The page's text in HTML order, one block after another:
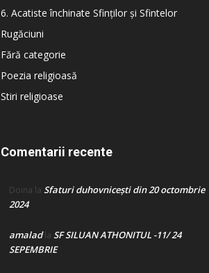
6. Acatiste închinate Sfinților și Sfintelor
Rugăciuni
Fără categorie
Poezia religioasă
Stiri religioase
Comentarii recente
Doina la Sfaturi duhovnicești din 20 octombrie
2024
amaladla SF SILUAN ATHONITUL -11/ 24
SEPEMBRIE